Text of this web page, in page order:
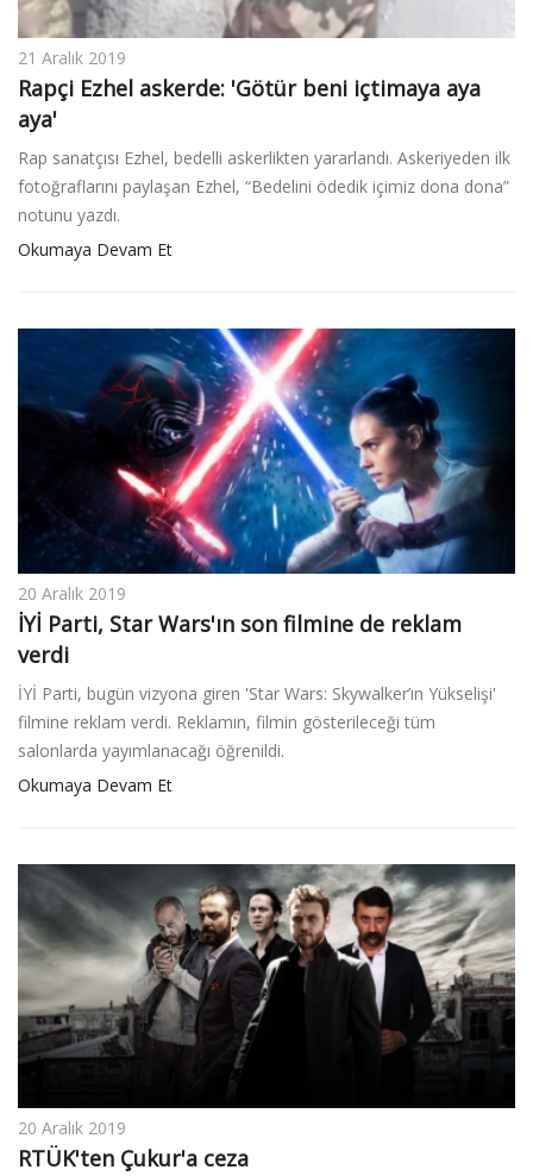
21 Aralık 2019
Rapçi Ezhel askerde: 'Götür beni içtimaya aya
aya'
Rap sanatçısı Ezhel, bedelli askerlikten yararlandı. Askeriyeden ilk
fotoğraflarını paylaşan Ezhel, “Bedelini ödedik içimiz dona dona”
notunu yazdı.
Okumaya Devam Et
20 Aralık 2019
İYİ Parti, Star Wars'ın son filmine de reklam
verdi
İYİ Parti, bugün vizyona giren 'Star Wars: Skywalker’ın Yükselişi'
filmine reklam verdi. Reklamın, filmin gösterileceği tüm
salonlarda yayımlanacağı öğrenildi.
Okumaya Devam Et
20 Aralık 2019
RTÜK'ten Çukur'a ceza